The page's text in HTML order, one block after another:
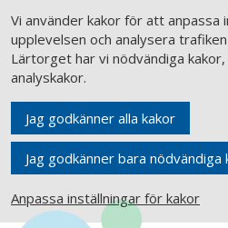
Vi använder kakor för att anpassa
upplevelsen och analysera
Lärtorget har vi nödvändiga
analyskakor.
Jag godkänner alla kakor
Jag godkänner bara nödvändiga
Anpassa inställningar för kakor